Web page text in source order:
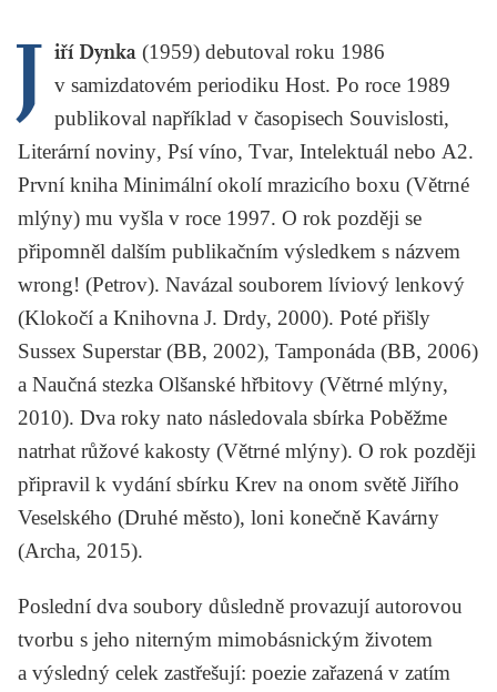
J iří Dynka (1959) debutoval roku 1986
v samizdatovém periodiku Host. Po roce 1989
publikoval například v časopisech Souvislosti,
Literární noviny, Psí víno, Tvar, Intelektuál nebo A2.
První kniha Minimální okolí mrazicího boxu (Větrné
mlýny) mu vyšla v roce 1997. O rok později se
připomněl dalším publikačním výsledkem s názvem
wrong! (Petrov). Navázal souborem líviový lenkový
(Klokočí a Knihovna J. Drdy, 2000). Poté přišly
Sussex Superstar(BB, 2002), Tamponáda (BB, 2006)
a Naučná stezka Olšanské hřbitovy (Větrné mlýny,
2010). Dva roky nato následovala sbírka Poběžme
natrhat růžové kakosty (Větrné mlýny). O rok později
připravil k vydání sbírku Krev na onom světě Jiřího
Veselského (Druhé město), loni konečně Kavárny
(Archa, 2015).
Poslední dva soubory důsledně provazují autorovou
tvorbu s jeho niterným mimobásnickým životem
a výsledný celek zastřešují: poezie zařazená v zatím